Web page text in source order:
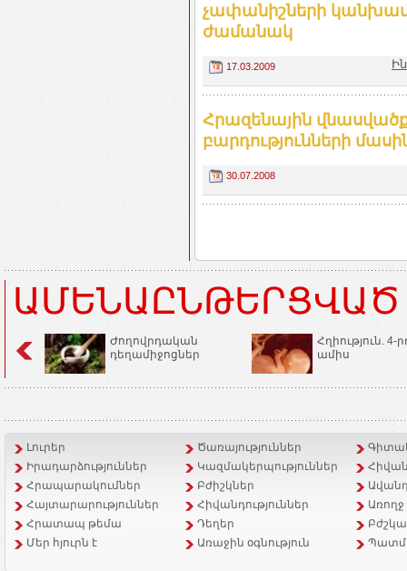
չափանիշների
ժամանակ
17.03.2009
Հրազենային
բարդությունների
30.07.2008
Ժողովրդական
դեղամիջոցներ
Հղիություն. 4-
ամիս
Լուրեր Ծառայություններ
Իրադարձություններ
Կազմակերպություններ
Հրապարակումներ
Բժիշկներ
Հայտարարություններ
Հիվանդություններ
Հրատապ թեմա
Դեղեր
Մեր հյուրն է
Առաջին օգնություն